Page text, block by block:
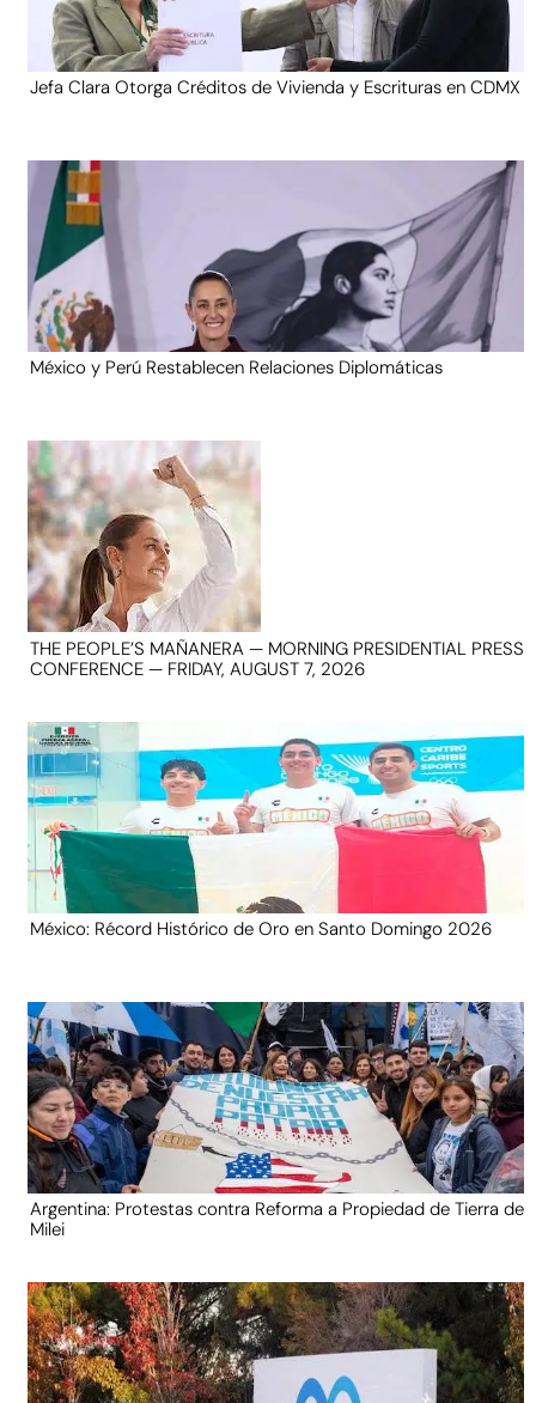
Jefa Clara Otorga Créditos de Vivienda y Escrituras en CDMX
México y Perú Restablecen Relaciones Diplomáticas
THE PEOPLE’S MAÑANERA — MORNING PRESIDENTIAL PRESS
CONFERENCE — FRIDAY, AUGUST 7, 2026
México: Récord Histórico de Oro en Santo Domingo 2026
Argentina: Protestas contra Reforma a Propiedad de Tierra de
Milei